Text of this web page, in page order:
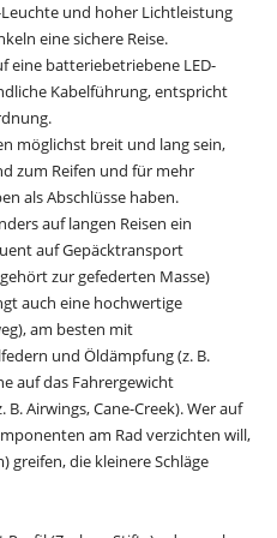
und hoher Lichtleistung
eine sichere Reise.
eine batteriebetriebene LED-
Kabelführung, entspricht
möglichst breit und lang sein,
zum Reifen und für mehr
als Abschlüsse haben.
auf langen Reisen ein
auf Gepäcktransport
zur gefederten Masse)
auch eine hochwertige
am besten mit
und Öldämpfung (z. B.
auf das Fahrergewicht
Airwings, Cane-Creek). Wer auf
am Rad verzichten will,
greifen, die kleinere Schläge